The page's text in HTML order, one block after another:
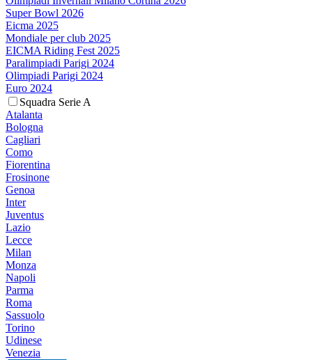
Super Bowl 2026
Eicma 2025
Mondiale per club 2025
EICMA Riding Fest 2025
Paralimpiadi Parigi 2024
Olimpiadi Parigi 2024
Euro 2024
Squadra Serie A
Atalanta
Bologna
Cagliari
Como
Fiorentina
Frosinone
Genoa
Inter
Juventus
Lazio
Lecce
Milan
Monza
Napoli
Parma
Roma
Sassuolo
Torino
Udinese
Venezia